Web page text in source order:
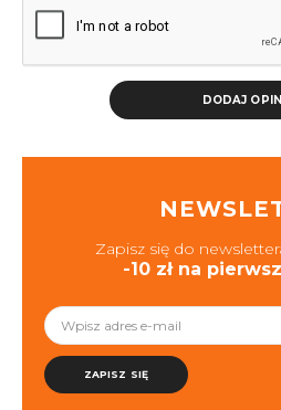
DODAJ
Zapisz się do
-10 zł na
ZAPISZ SIĘ